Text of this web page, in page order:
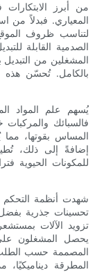
من أبرز
المعياري. فبدلاً من
لتناسب ظروف
الصدمية القابلة
المشغلين من التبديل
بالكامل. تُحسّن هذه
يُسهم علم المواد
فالسبائك
المساس بقوتها،
إضافةً إلى ذلك،
للمكونات الحيوية
شهدت أنظمة
تحسينات جذرية بفضل
تزويد الآلات
يحصل المشغلون
المصممة حسب الطلب
المطرقة